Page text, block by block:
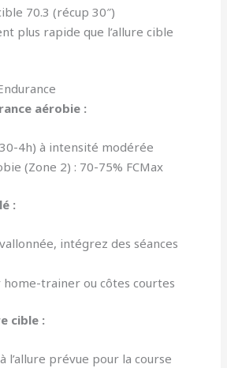
70.3 (récup 30″)
plus rapide que l’allure cible
aérobie :
4h) à intensité modérée
(Zone 2) : 70-75% FCMax
:
intégrez des séances
home-trainer ou côtes courtes
cible :
l’allure prévue pour la course